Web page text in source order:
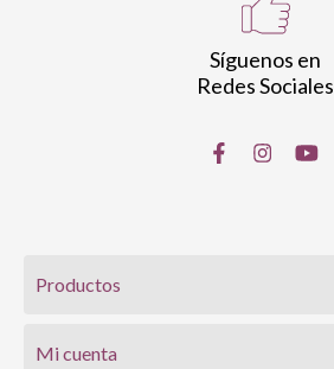
Síguenos en
Redes Sociales
Productos
Mi cuenta